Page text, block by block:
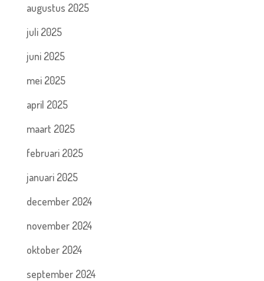
augustus 2025
juli 2025
juni 2025
mei 2025
april 2025
maart 2025
februari 2025
januari 2025
december 2024
november 2024
oktober 2024
september 2024